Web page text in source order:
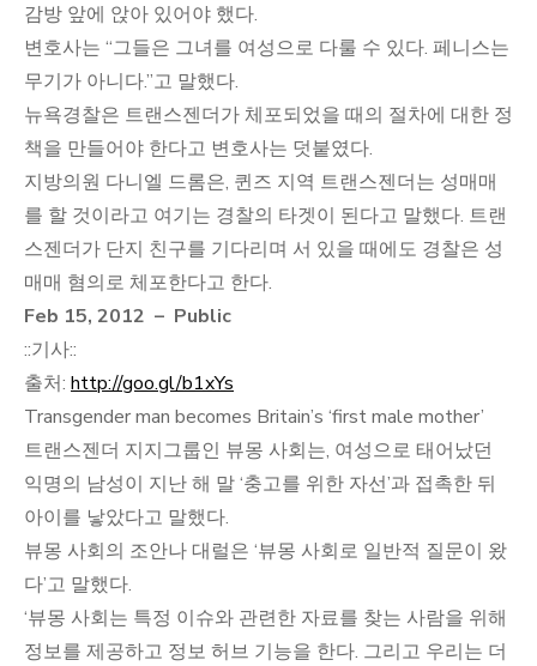
감방 앞에 앉아 있어야 했다.
변호사는 “그들은 그녀를 여성으로 다룰 수 있다. 페니스는
무기가 아니다.”고 말했다.
뉴욕경찰은 트랜스젠더가 체포되었을 때의 절차에 대한 정
책을 만들어야 한다고 변호사는 덧붙였다.
지방의원 다니엘 드롬은, 퀸즈 지역 트랜스젠더는 성매매
를 할 것이라고 여기는 경찰의 타겟이 된다고 말했다. 트랜
스젠더가 단지 친구를 기다리며 서 있을 때에도 경찰은 성
매매 혐의로 체포한다고 한다.
Feb 15, 2012 – Public
::기사::
출처: http://goo.gl/b1xYs
Transgender man becomes Britain’s ‘first male mother’
트랜스젠더 지지그룹인 뷰몽 사회는, 여성으로 태어났던
익명의 남성이 지난 해 말 ‘충고를 위한 자선’과 접촉한 뒤
아이를 낳았다고 말했다.
뷰몽 사회의 조안나 대럴은 ‘뷰몽 사회로 일반적 질문이 왔
다’고 말했다.
‘뷰몽 사회는 특정 이슈와 관련한 자료를 찾는 사람을 위해
정보를 제공하고 정보 허브 기능을 한다. 그리고 우리는 더